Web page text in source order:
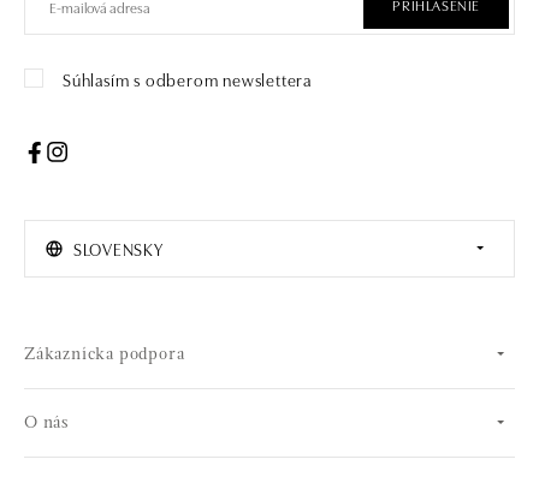
PRIHLÁSENIE
Súhlasím s odberom newslettera
SLOVENSKY
Zákaznícka podpora
O nás